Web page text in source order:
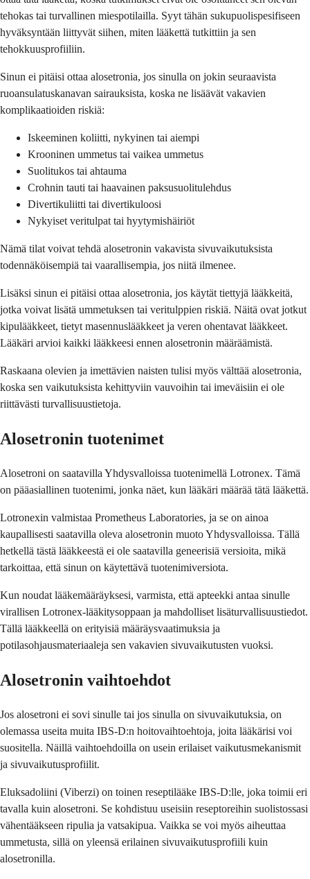
tehokas tai turvallinen miespotilailla. Syyt tähän sukupuolispesifiseen
hyväksyntään liittyvät siihen, miten lääkettä tutkittiin ja sen
tehokkuusprofiiliin.
Sinun ei pitäisi ottaa alosetronia, jos sinulla on jokin seuraavista
ruoansulatuskanavan sairauksista, koska ne lisäävät vakavien
komplikaatioiden riskiä:
Iskeeminen koliitti, nykyinen tai aiempi
Krooninen ummetus tai vaikea ummetus
Suolitukos tai ahtauma
Crohnin tauti tai haavainen paksusuolitulehdus
Divertikuliitti tai divertikuloosi
Nykyiset veritulpat tai hyytymishäiriöt
Nämä tilat voivat tehdä alosetronin vakavista sivuvaikutuksista
todennäköisempiä tai vaarallisempia, jos niitä ilmenee.
Lisäksi sinun ei pitäisi ottaa alosetronia, jos käytät tiettyjä lääkkeitä,
jotka voivat lisätä ummetuksen tai veritulppien riskiä. Näitä ovat jotkut
kipulääkkeet, tietyt masennuslääkkeet ja veren ohentavat lääkkeet.
Lääkäri arvioi kaikki lääkkeesi ennen alosetronin määräämistä.
Raskaana olevien ja imettävien naisten tulisi myös välttää alosetronia,
koska sen vaikutuksista kehittyviin vauvoihin tai imeväisiin ei ole
riittävästi turvallisuustietoja.
Alosetronin tuotenimet
Alosetroni on saatavilla Yhdysvalloissa tuotenimellä Lotronex. Tämä
on pääasiallinen tuotenimi, jonka näet, kun lääkäri määrää tätä lääkettä.
Lotronexin valmistaa Prometheus Laboratories, ja se on ainoa
kaupallisesti saatavilla oleva alosetronin muoto Yhdysvalloissa. Tällä
hetkellä tästä lääkkeestä ei ole saatavilla geneerisiä versioita, mikä
tarkoittaa, että sinun on käytettävä tuotenimiversiota.
Kun noudat lääkemääräyksesi, varmista, että apteekki antaa sinulle
virallisen Lotronex-lääkitysoppaan ja mahdolliset lisäturvallisuustiedot.
Tällä lääkkeellä on erityisiä määräysvaatimuksia ja
potilasohjausmateriaaleja sen vakavien sivuvaikutusten vuoksi.
Alosetronin vaihtoehdot
Jos alosetroni ei sovi sinulle tai jos sinulla on sivuvaikutuksia, on
olemassa useita muita IBS-D:n hoitovaihtoehtoja, joita lääkärisi voi
suositella. Näillä vaihtoehdoilla on usein erilaiset vaikutusmekanismit
ja sivuvaikutusprofiilit.
Eluksadoliini (Viberzi) on toinen reseptilääke IBS-D:lle, joka toimii eri
tavalla kuin alosetroni. Se kohdistuu useisiin reseptoreihin suolistossasi
vähentääkseen ripulia ja vatsakipua. Vaikka se voi myös aiheuttaa
ummetusta, sillä on yleensä erilainen sivuvaikutusprofiili kuin
alosetronilla.